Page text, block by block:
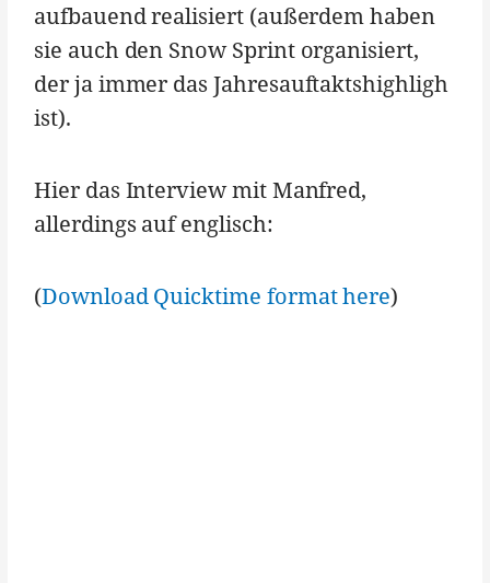
aufbauend realisiert (außerdem haben
sie auch den Snow Sprint organisiert,
der ja immer das Jahresauftaktshighligh
ist).
Hier das Interview mit Manfred,
allerdings auf englisch:
(Download Quicktime format here)